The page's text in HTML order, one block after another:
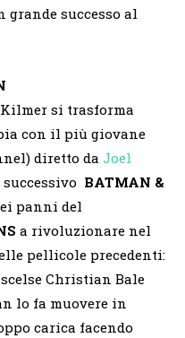
successo al
si trasforma
con il più giovane
diretto da Joel
BATMAN &
panni del
a rivoluzionare nel
pellicole precedenti:
Christian Bale
lo fa muovere in
carica facendo